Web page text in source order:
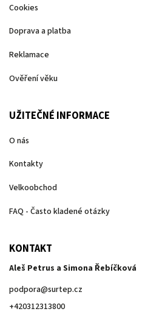
Cookies
Doprava a platba
Reklamace
Ověření věku
UŽITEČNÉ INFORMACE
O nás
Kontakty
Velkoobchod
FAQ - Často kladené otázky
KONTAKT
Aleš Petrus a Simona Řebíčková
podpora@surtep.cz
+420312313800